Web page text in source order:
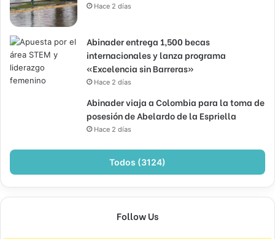
Hace 2 días
Abinader entrega 1,500 becas
internacionales y lanza programa
«Excelencia sin Barreras»
Hace 2 días
Abinader viaja a Colombia para la toma de
posesión de Abelardo de la Espriella
Hace 2 días
Todos (3124)
Follow Us